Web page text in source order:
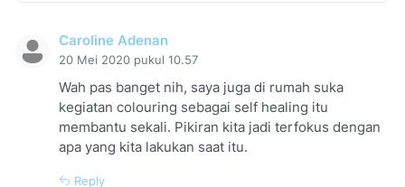
Caroline Adenan
20 Mei 2020 pukul 10.57
Wah pas banget nih, saya juga di rumah suka
kegiatan colouring sebagai self healing itu
membantu sekali. Pikiran kita jadi terfokus dengan
apa yang kita lakukan saat itu.
Reply